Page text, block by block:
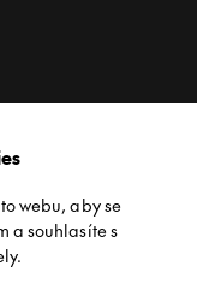
webu, aby se
a souhlasíte s